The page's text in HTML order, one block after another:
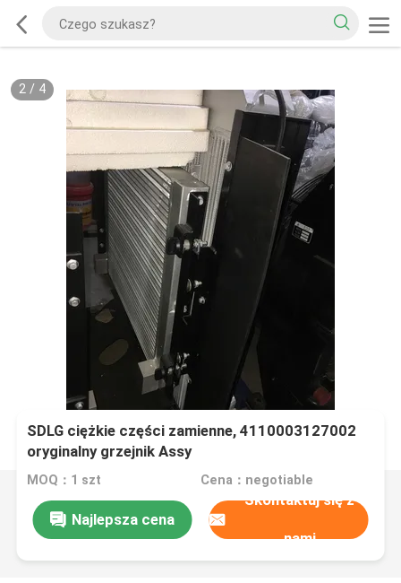
2/ 4
SDLG ciężkie części zamienne, 4110003127002
oryginalny grzejnik Assy
MOQ：1 szt Cena：negotiable
Najlepsza cena
Skontaktuj się z
nami